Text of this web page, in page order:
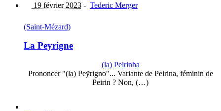
19 février 2023 - Tederic Merger
(Saint-Mézard)
La Peyrigne
(la) Peirinha
Prononcer "(la) Peÿrigno"... Variante de Peirina, féminin de
Peirin ? Non, (…)